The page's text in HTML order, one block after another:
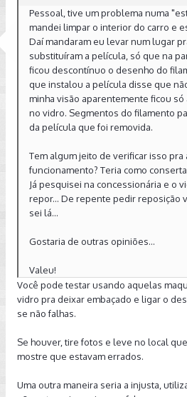
Pessoal, tive um problema numa
mandei limpar o interior do carro e
Daí mandaram eu levar num lugar
substituíram a película, só que na
ficou descontínuo o desenho do
que instalou a película disse que
minha visão aparentemente ficou só
no vidro. Segmentos do filamento
da película que foi removida.
Tem algum jeito de verificar isso pra
funcionamento? Teria como
Já pesquisei na concessionária e o
repor... De repente pedir reposição
sei lá...
Gostaria de outras opiniões...
Valeu!
Você pode testar usando aquelas
vidro pra deixar embaçado e ligar o
se não falhas.
Se houver, tire fotos e leve no local
mostre que estavam errados.
Uma outra maneira seria a injusta,